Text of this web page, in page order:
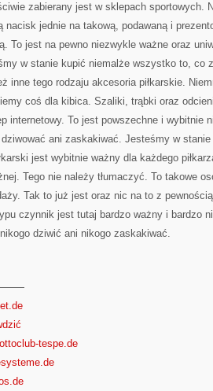
zabierany jest w sklepach sportowych.
nacisk jednie na takową, podawaną i
To jest na pewno niezwykle ważne oraz
w stanie kupić niemalże wszystko to, co
inne tego rodzaju akcesoria piłkarskie.
coś dla kibica. Szaliki, trąbki oraz
internetowy. To jest powszechne i wybitnie
dziwować ani zaskakiwać. Jesteśmy w
jest wybitnie ważny dla każdego
Tego nie należy tłumaczyć. To takowe
Tak to już jest oraz nic na to z
czynnik jest tutaj bardzo ważny i bardzo
dziwić ani nikogo zaskakiwać.
tespe.de